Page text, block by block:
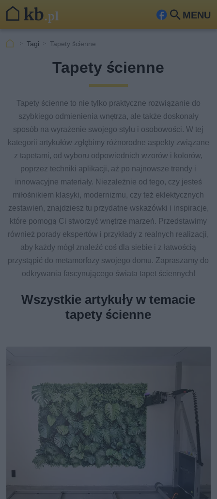
MENU
Fa Szu
Tagi Tapety ścienne
Tapety ścienne
Tapety ścienne to nie tylko praktyczne rozwiązanie do
szybkiego odmienienia wnętrza, ale także doskonały
sposób na wyrażenie swojego stylu i osobowości. W tej
kategorii artykułów zgłębimy różnorodne aspekty związane
z tapetami, od wyboru odpowiednich wzorów i kolorów,
poprzez techniki aplikacji, aż po najnowsze trendy i
innowacyjne materiały. Niezależnie od tego, czy jesteś
miłośnikiem klasyki, modernizmu, czy też eklektycznych
zestawień, znajdziesz tu przydatne wskazówki i inspiracje,
które pomogą Ci stworzyć wnętrze marzeń. Przedstawimy
również porady ekspertów i przykłady z realnych realizacji,
aby każdy mógł znaleźć coś dla siebie i z łatwością
przystąpić do metamorfozy swojego domu. Zapraszamy do
odkrywania fascynującego świata tapet ściennych!
Wszystkie artykuły w temacie
tapety ścienne